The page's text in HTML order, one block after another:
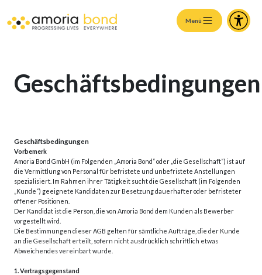
Menü
Geschäftsbedingungen
Geschäftsbedingungen
Vorbemerk
Amoria Bond GmbH (im Folgenden „Amoria Bond“ oder „die Gesellschaft“) ist auf
die Vermittlung von Personal für befristete und unbefristete Anstellungen
spezialisiert. Im Rahmen ihrer Tätigkeit sucht die Gesellschaft (im Folgenden
„Kunde“) geeignete Kandidaten zur Besetzung dauerhafter oder befristeter
offener Positionen.
Der Kandidat ist die Person, die von Amoria Bond dem Kunden als Bewerber
vorgestellt wird.
Die Bestimmungen dieser AGB gelten für sämtliche Aufträge, die der Kunde
an die Gesellschaft erteilt, sofern nicht ausdrücklich schriftlich etwas
Abweichendes vereinbart wurde.
1. Vertragsgegenstand